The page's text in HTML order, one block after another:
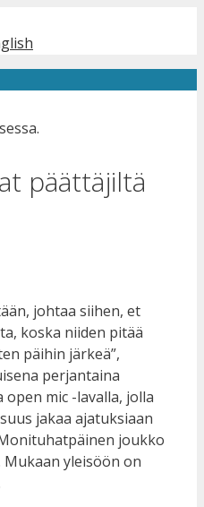
päättäjiltä
johtaa siihen, et
koska niiden pitää
päihin järkeä”,
perjantaina
mic -lavalla, jolla
jakaa ajatuksiaan
joukko
yleisöön on